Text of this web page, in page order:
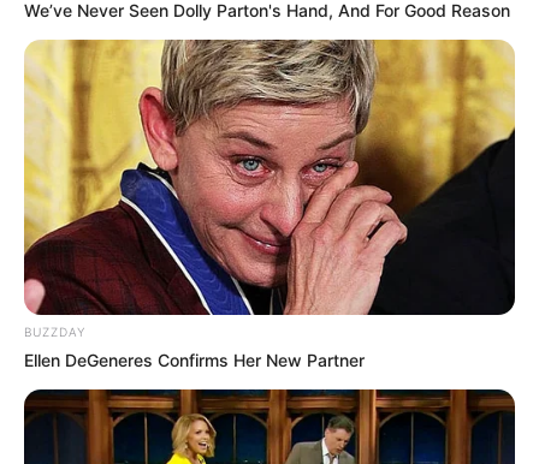
19:05 / 06 Avqust 2026 CƏMİYYƏT
Bəzi marşrutların hərəkətistiqamətləri
dəyişdi
65
We’ve Never Seen Dolly Parton's Hand, And For Good Reason
BUZZDAY
Ellen DeGeneres Confirms Her New Partner